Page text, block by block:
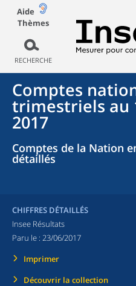
Aide
Thèmes
RECHERCHE
Comptes
trimestriels au
2017
Comptes de la Nation
détaillés
CHIFFRES DÉTAILLÉS
Insee Résultats
Paru le : 23/06/2017
Imprimer
Découvrir la collection